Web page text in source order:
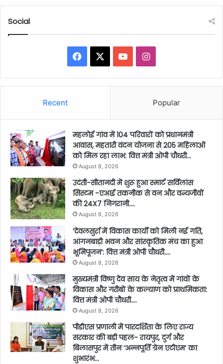
Social
Facebook YouTubeInstagram
Recent Popular
महलोई गांव में 104 परिवारों को प्रधानमंत्री
आवास, महतारी वंदन योजना से 205 महिलाओं
को मिल रहा लाभ: वित्त मंत्री ओपी चौधरी…
August 8, 2026
उदंती-सीतानदी में शुरू हुआ स्मार्ट सर्विलांस
सिस्टम -एआई तकनीक से वन और वन्यजीवों
की 24X7 निगरानी….
August 8, 2026
’देवलसुर्रा में विकास कार्यों को मिली नई गति,
आंगनबाड़ी भवन और सांस्कृतिक मंच का हुआ
भूमिपूजन’: वित्त मंत्री ओपी चौधरी….
August 8, 2026
मुख्यमंत्री विष्णु देव साय के नेतृत्व में गांवों के
विकास और गरीबों के कल्याण को प्राथमिकता:
वित्त मंत्री ओपी चौधरी….
August 8, 2026
पीडीएस प्रणाली में पारदर्शिता के लिए राज्य
सरकार की बड़ी पहल- रायपुर, दुर्ग और
बिलासपुर में तीन ‘अन्नपूर्ति ग्रेन एटीएम‘ का
शुभारंभ…